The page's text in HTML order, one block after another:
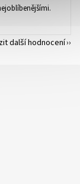
další hodnocení